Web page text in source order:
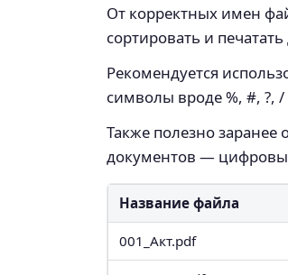
От корректных имен
сортировать и
Рекомендуется
символы вроде %, #, ?,
Также полезно заранее
документов —
Название файла
001_Акт.pdf